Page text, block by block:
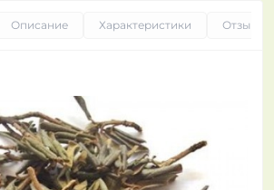
Описание Характеристики Отзывы